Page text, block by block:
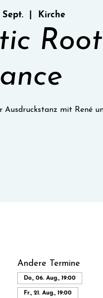
Sept. Kirche
Ausdruckstanz mit René
Andere Termine
Do., 06. Aug., 19:00
Fr., 21. Aug., 19:00